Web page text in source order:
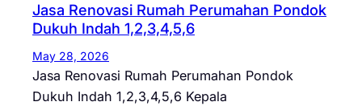
Jasa Renovasi Rumah Perumahan Pondok
Dukuh Indah 1,2,3,4,5,6
May 28, 2026
Jasa Renovasi Rumah Perumahan Pondok
Dukuh Indah 1,2,3,4,5,6 Kepala